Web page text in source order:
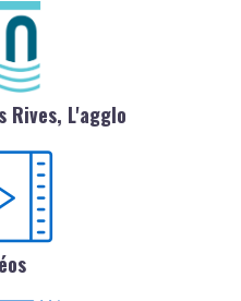
Rives, L'agglo